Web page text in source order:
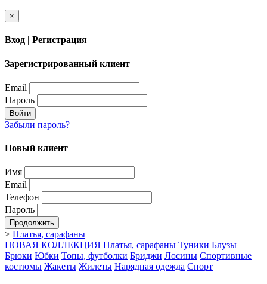
×
Вход | Регистрация
Зарегистрированный клиент
Email
Пароль
Войти
Забыли пароль?
Новый клиент
Имя
Email
Телефон
Пароль
Продолжить
> Платья, сарафаны
НОВАЯ КОЛЛЕКЦИЯ Платья, сарафаны Туники Блузы
Брюки Юбки Топы, футболки Бриджи Лосины Спортивные
костюмы Жакеты Жилеты Нарядная одежда Спорт